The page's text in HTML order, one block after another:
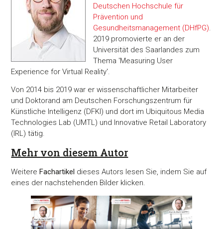
Deutschen Hochschule für
Prävention und
Gesundheitsmanagement (DHfPG).
2019 promovierte er an der
Universität des Saarlandes zum
Thema 'Measuring User
Experience for Virtual Reality'.
Von 2014 bis 2019 war er wissenschaftlicher Mitarbeiter
und Doktorand am Deutschen Forschungszentrum für
Künstliche Intelligenz (DFKI) und dort im Ubiquitous Media
Technologies Lab (UMTL) und Innovative Retail Laboratory
(IRL) tätig.
Mehr von diesem Autor
WeitereFachartikel dieses Autors lesen Sie, indem Sie auf
eines der nachstehenden Bilder klicken.